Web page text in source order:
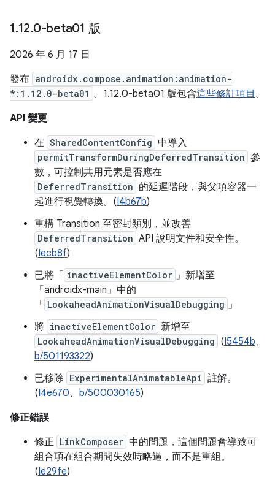
1.12.0-beta01 版
2026 年 6 月 17 日
發布 androidx.compose.animation:animation-
*:1.12.0-beta01 。1.12.0-beta01 版包含這些修訂項目 。
API 變更
在 SharedContentConfig 中導入
permitTransformDuringDeferredTransition 參
數，可控制共用元素是否應在
DeferredTransition 的延遲階段，與父項容器一
起進行視覺轉換。(I4b67b)
重構 Transition 至密封類別，並改善
DeferredTransition API 說明文件和安全性。
(Iecb8f)
已將「
inactiveElementColor 」新增至
「androidx-main」中的
「
LookaheadAnimationVisualDebugging 」
將 inactiveElementColor 新增至
LookaheadAnimationVisualDebugging (I5454b、
b/501193322)
已移除 ExperimentalAnimatableApi 註解。
(I4e670、 b/500030165)
修正錯誤
修正 LinkComposer 中的問題，這個問題會導致可
組合項在組合期間失效時略過，而不是重組。
(Ie29fe)